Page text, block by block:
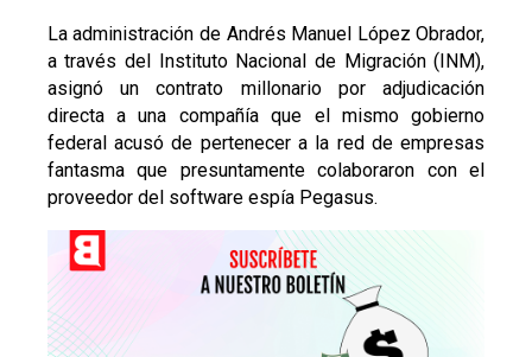
La administración de Andrés Manuel López Obrador,
a través del Instituto Nacional de Migración (INM),
asignó un contrato millonario por adjudicación
directa a una compañía que el mismo gobierno
federal acusó de pertenecer a la red de empresas
fantasma que presuntamente colaboraron con el
proveedor del software espía Pegasus.